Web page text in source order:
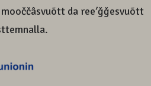
da reeʹǧǧesvuõtt